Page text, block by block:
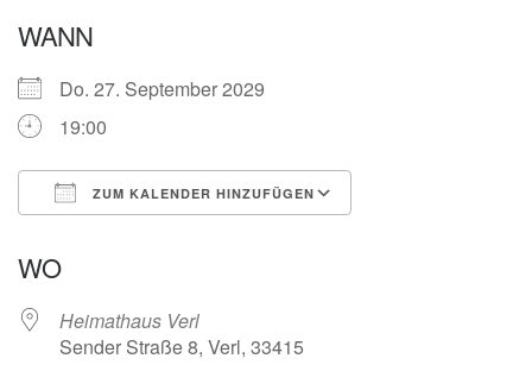
WANN
Do. 27. September 2029
19:00
ZUM KALENDER HINZUFÜGEN
WO
Heimathaus Verl
Sender Straße 8, Verl, 33415